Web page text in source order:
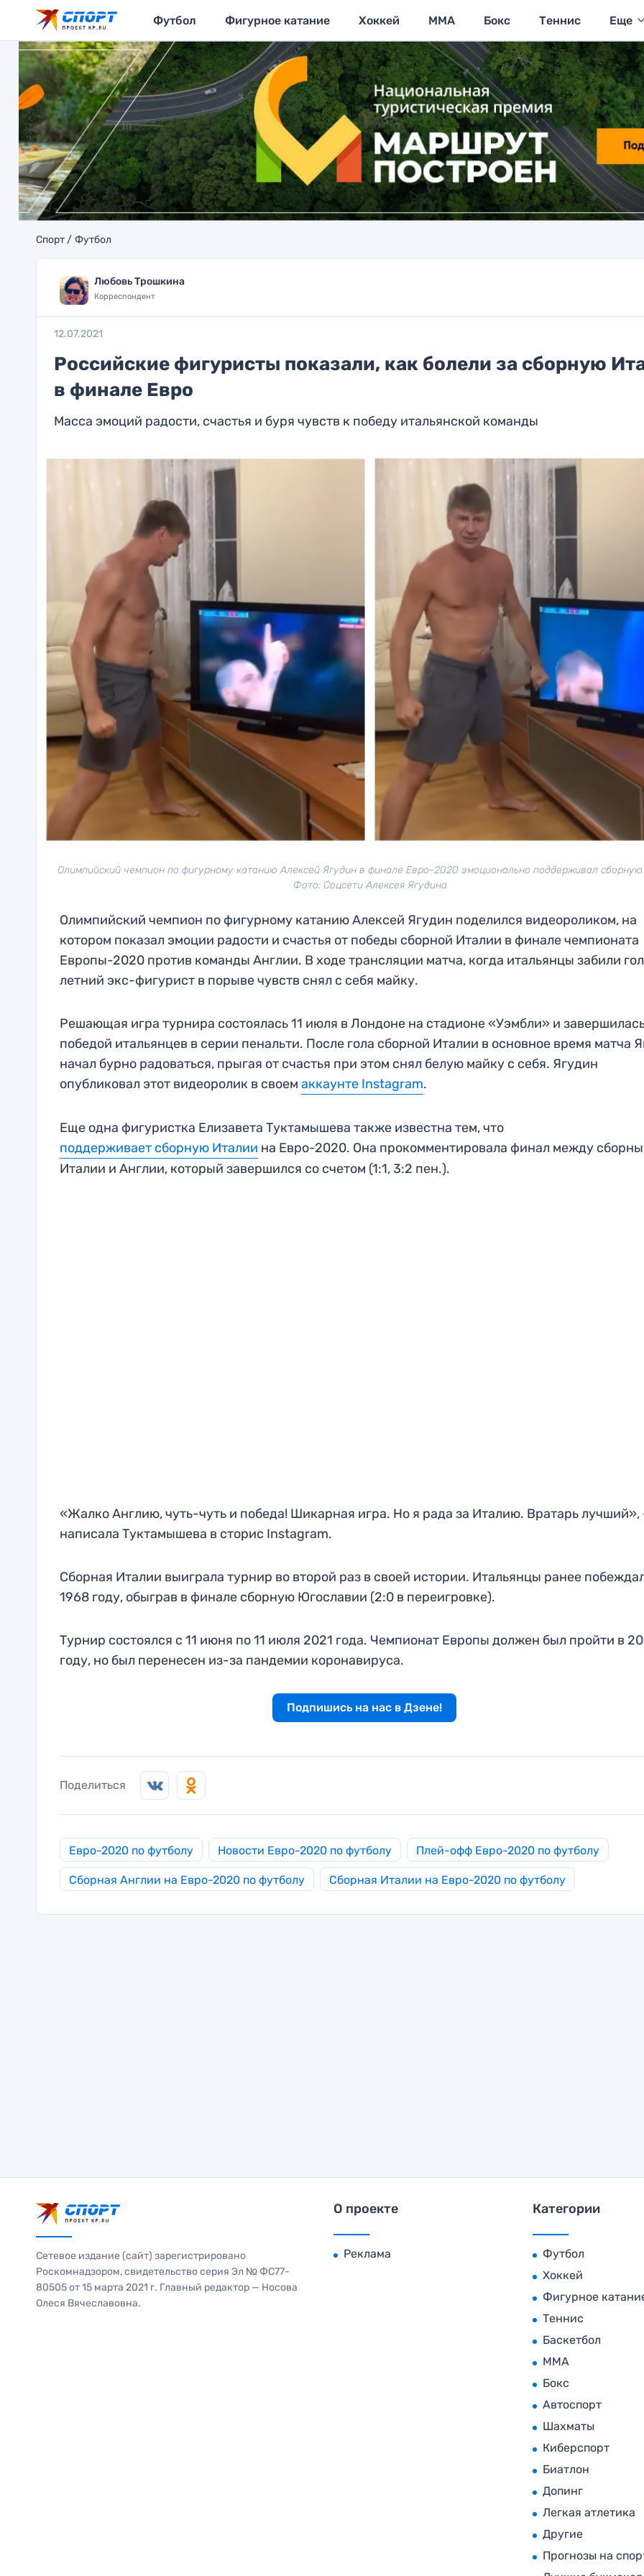
Футбол Фигурное катание Хоккей MMA Бокс Теннис Еще
Спорт Футбол
Любовь Трошкина
Корреспондент
12.07.2021
Российские фигуристы показали, как болели за сборную
в финале Евро
Масса эмоций радости, счастья и буря чувств к победу итальянской команды
Олимпийский чемпион по фигурному катанию Алексей Ягудин в финале Евро-2020 эмоционально поддерживал
Фото: Соцсети Алексея Ягудина
Олимпийский чемпион по фигурному катанию Алексей Ягудин поделился видеороликом, на
котором показал эмоции радости и счастья от победы сборной Италии в финале чемпионата
Европы-2020 против команды Англии. В ходе трансляции матча, когда итальянцы забили
летний экс-фигурист в порыве чувств снял с себя майку.
Решающая игра турнира состоялась 11 июля в Лондоне на стадионе «Уэмбли» и
победой итальянцев в серии пенальти. После гола сборной Италии в основное время матча
начал бурно радоваться, прыгая от счастья при этом снял белую майку с себя. Ягудин
опубликовал этот видеоролик в своем аккаунте Instagram.
Еще одна фигуристка Елизавета Туктамышева также известна тем, что
поддерживает сборную Италии на Евро-2020. Она прокомментировала финал между
Италии и Англии, который завершился со счетом (1:1, 3:2 пен.).
«Жалко Англию, чуть-чуть и победа! Шикарная игра. Но я рада за Италию. Вратарь лучший»,
написала Туктамышева в сторис Instagram.
Сборная Италии выиграла турнир во второй раз в своей истории. Итальянцы ранее
1968 году, обыграв в финале сборную Югославии (2:0 в переигровке).
Турнир состоялся с 11 июня по 11 июля 2021 года. Чемпионат Европы должен был пройти в
году, но был перенесен из-за пандемии коронавируса.
Подпишись на нас в Дзене!
Поделиться
Евро-2020 по футболу Новости Евро-2020 по футболу Плей-офф Евро-2020 по футболу
Сборная Англии на Евро-2020 по футболу Сборная Италии на Евро-2020 по футболу
Сетевое издание (сайт) зарегистрировано
Роскомнадзором, свидетельство серия Эл № ФС77-
80505 от 15 марта 2021 г. Главный редактор — Носова
Олеся Вячеславовна.
О проекте
Реклама
Категории
Футбол
Хоккей
Фигурное
Теннис
Баскетбол
MMA
Бокс
Автоспорт
Шахматы
Киберспорт
Биатлон
Допинг
Легкая атлетика
Другие
Прогнозы на